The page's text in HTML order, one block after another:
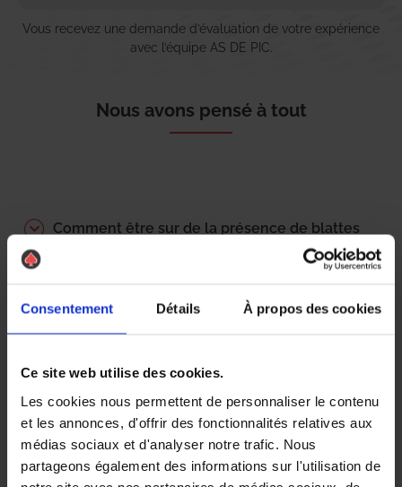
Consentement Détails À propos des cookies
Ce site web utilise des cookies.
Les cookies nous permettent de personnaliser le contenu
et les annonces, d'offrir des fonctionnalités relatives aux
médias sociaux et d'analyser notre trafic. Nous
partageons également des informations sur l'utilisation de
Vous recevez une demande d’évaluation de votre expérience
avec l’équipe AS DE PIC.
Nous avons pensé à tout
Comment être sur de la présence de blattes
Comment est calculé le prix d’une
Locataire / propriétaire ?
Où peut on trouver les blattes ? Comment
les détecter ?